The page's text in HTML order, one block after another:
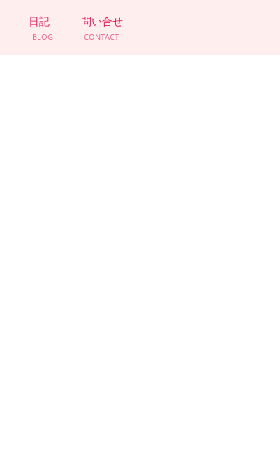
日記
BLOG
問い合せ
CONTACT